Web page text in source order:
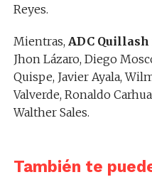
Reyes.
Mientras, ADC Quillash
Jhon Lázaro, Diego
Quispe, Javier Ayala,
Valverde, Ronaldo
Walther Sales.
También te